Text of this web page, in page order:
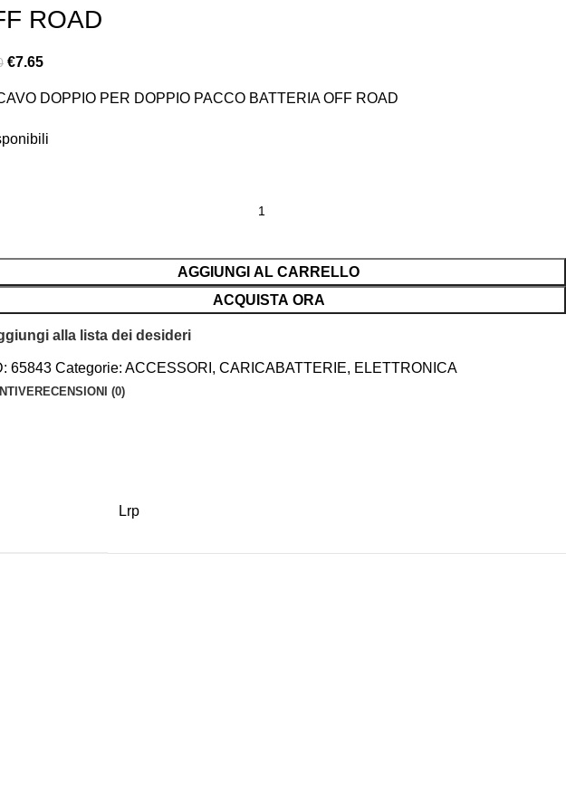
ROAD
€7.65
DOPPIO PER DOPPIO PACCO BATTERIA OFF ROAD
AGGIUNGI AL CARRELLO
ACQUISTA ORA
alla lista dei desideri
65843 Categorie: ACCESSORI , CARICABATTERIE, ELETTRONICA
RECENSIONI (0)
Lrp